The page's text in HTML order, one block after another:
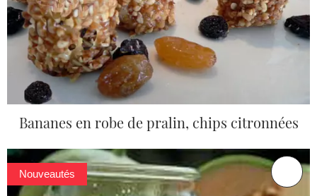
Bananes en robe de pralin, chips citronnées
Nouveautés